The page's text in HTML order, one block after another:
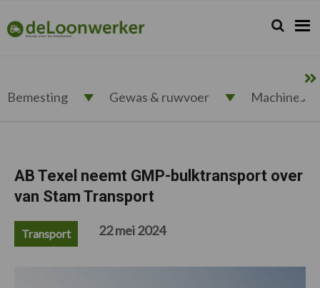
de
hoofdnavigatie
de
hoofd
de
eerste
de
voettekst
deloonwerker.nl Zoeken...
Zoek
Bemesting Gewas & ruwvoer Machines
AB Texel neemt GMP-bulktransport over
van Stam Transport
Transport 22 mei 2024